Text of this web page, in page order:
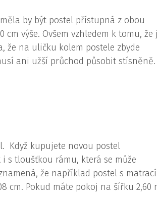
by být postel přístupná z obou
výše. Ovšem vzhledem k tomu, že
že na uličku kolem postele zbyde
ani užší průchod působit stísněně.
Když kupujete novou postel
s tloušťkou rámu, která se může
že například postel s matrací
cm. Pokud máte pokoj na šířku 2,60